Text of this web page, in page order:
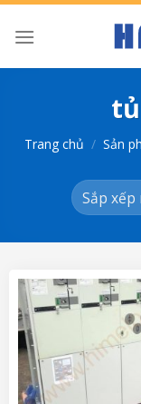
Bỏ
qua
Trang chủ / Sản